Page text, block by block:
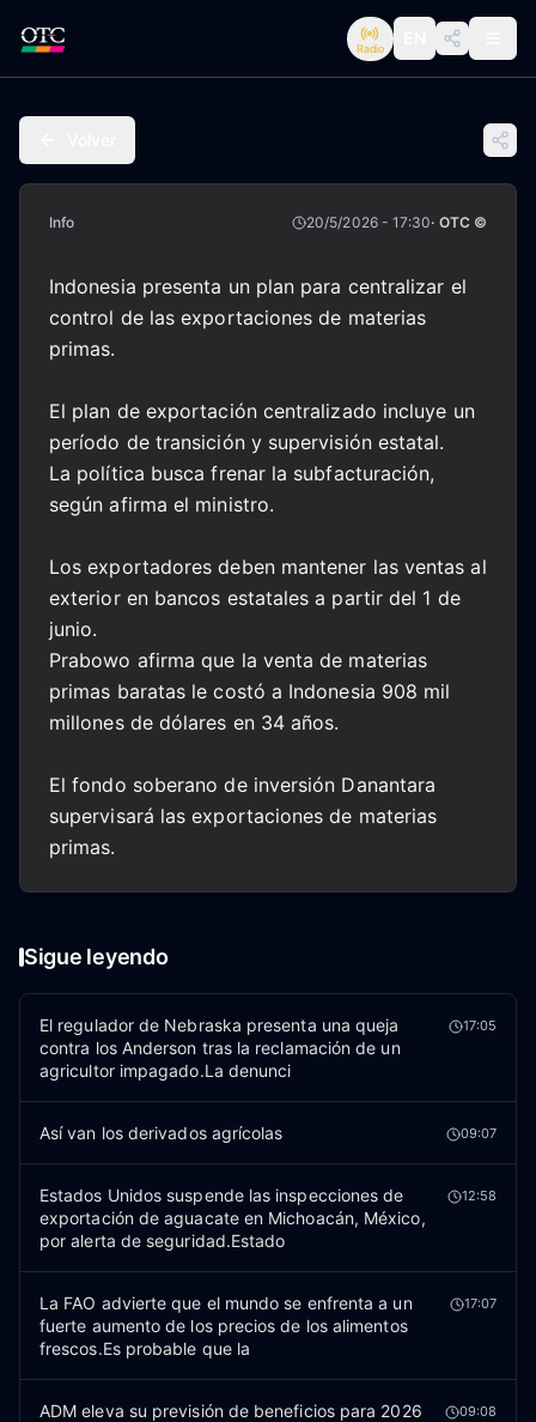
Radio
Info 20/5/2026 - 17:30· OTC ©
Indonesia presenta un plan para centralizar el
control de las exportaciones de materias
primas.
El plan de exportación centralizado incluye un
período de transición y supervisión estatal.
La política busca frenar la subfacturación,
según afirma el ministro.
Los exportadores deben mantener las ventas al
exterior en bancos estatales a partir del 1 de
junio.
Prabowo afirma que la venta de materias
primas baratas le costó a Indonesia 908 mil
millones de dólares en 34 años.
El fondo soberano de inversión Danantara
supervisará las exportaciones de materias
primas.
Sigue leyendo
El regulador de Nebraska presenta una queja
contra los Anderson tras la reclamación de un
agricultor impagado.La denunci
17:05
Así van los derivados agrícolas 09:07
Estados Unidos suspende las inspecciones de
exportación de aguacate en Michoacán, México,
por alerta de seguridad.Estado
12:58
La FAO advierte que el mundo se enfrenta a un
fuerte aumento de los precios de los alimentos
frescos.Es probable que la
17:07
ADM eleva su previsión de beneficios para 2026
09:08